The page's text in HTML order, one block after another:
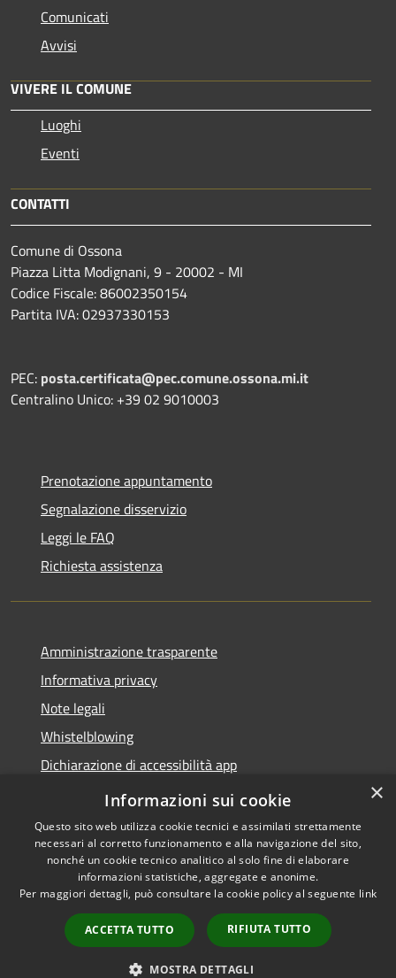
Comunicati
Avvisi
VIVERE IL COMUNE
Luoghi
Eventi
CONTATTI
Comune di Ossona
Piazza Litta Modignani, 9 - 20002 - MI
Codice Fiscale: 86002350154
Partita IVA: 02937330153
PEC: posta.certificata@pec.comune.ossona.mi.it
Centralino Unico: +39 02 9010003
Prenotazione appuntamento
Segnalazione disservizio
Leggi le FAQ
Richiesta assistenza
Amministrazione trasparente
Informativa privacy
Note legali
Whistelblowing
Dichiarazione di accessibilità app
Dichiarazione di accessibilità sito
Accessibilità
Copyright © 2026 • Comune di
Ossona • Powered by
Municipium•
Accesso
redazione
×
Informazioni sui cookie
Questo sito web utilizza cookie tecnici e assimilati strettamente
necessari al corretto funzionamento e alla navigazione del sito,
nonché un cookie tecnico analitico al solo fine di elaborare
informazioni statistiche, aggregate e anonime.
Per maggiori dettagli, può consultare la cookie policy al seguente link
ACCETTA TUTTO RIFIUTA TUTTO
MOSTRA DETTAGLI